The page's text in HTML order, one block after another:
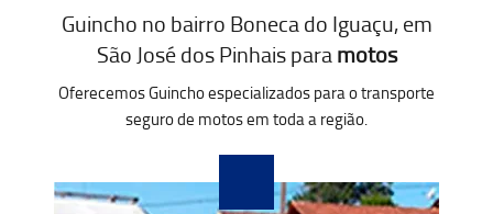
Guincho no bairro Boneca do Iguaçu, em
São José dos Pinhais paramotos
Oferecemos Guincho especializados para o transporte
seguro de motos em toda a região.